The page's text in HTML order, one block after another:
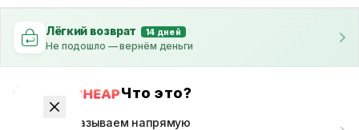
Лёгкий возврат 14 дней
Не подошло — вернём деньги
Что это?
Мы заказываем напрямую